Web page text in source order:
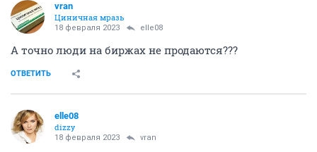
vran
Циничная мразь
18 февраля 2023 elle08
А точно люди на биржах не продаются???
ОТВЕТИТЬ
elle08
dizzy
18 февраля 2023 vran